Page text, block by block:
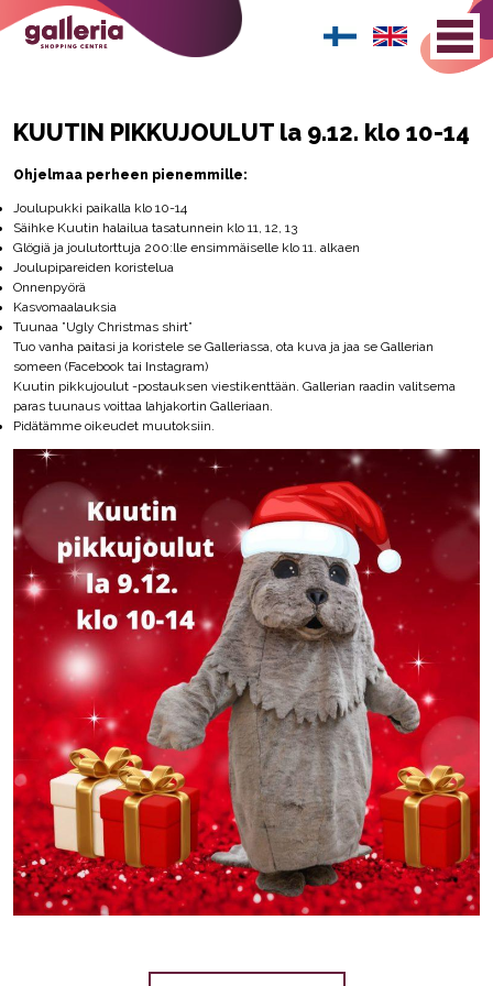
KUUTIN PIKKUJOULUT la 9.12. klo 10-14
Ohjelmaa perheen pienemmille:
Joulupukki paikalla klo 10-14
Säihke Kuutin halailua tasatunnein klo 11, 12, 13
Glögiä ja joulutorttuja 200:lle ensimmäiselle klo 11. alkaen
Joulupipareiden koristelua
Onnenpyörä
Kasvomaalauksia
Tuunaa ”Ugly Christmas shirt”
Tuo vanha paitasi ja koristele se Galleriassa, ota kuva ja jaa se Gallerian
someen (Facebook tai Instagram)
Kuutin pikkujoulut -postauksen viestikenttään. Gallerian raadin valitsema
paras tuunaus voittaa lahjakortin Galleriaan.
Pidätämme oikeudet muutoksiin.